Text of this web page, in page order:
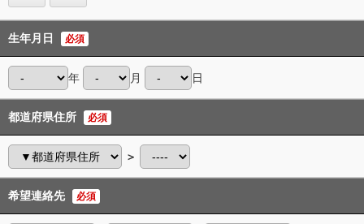
生年月日 必須
年 月 日
都道府県住所 必須
＞
希望連絡先 必須